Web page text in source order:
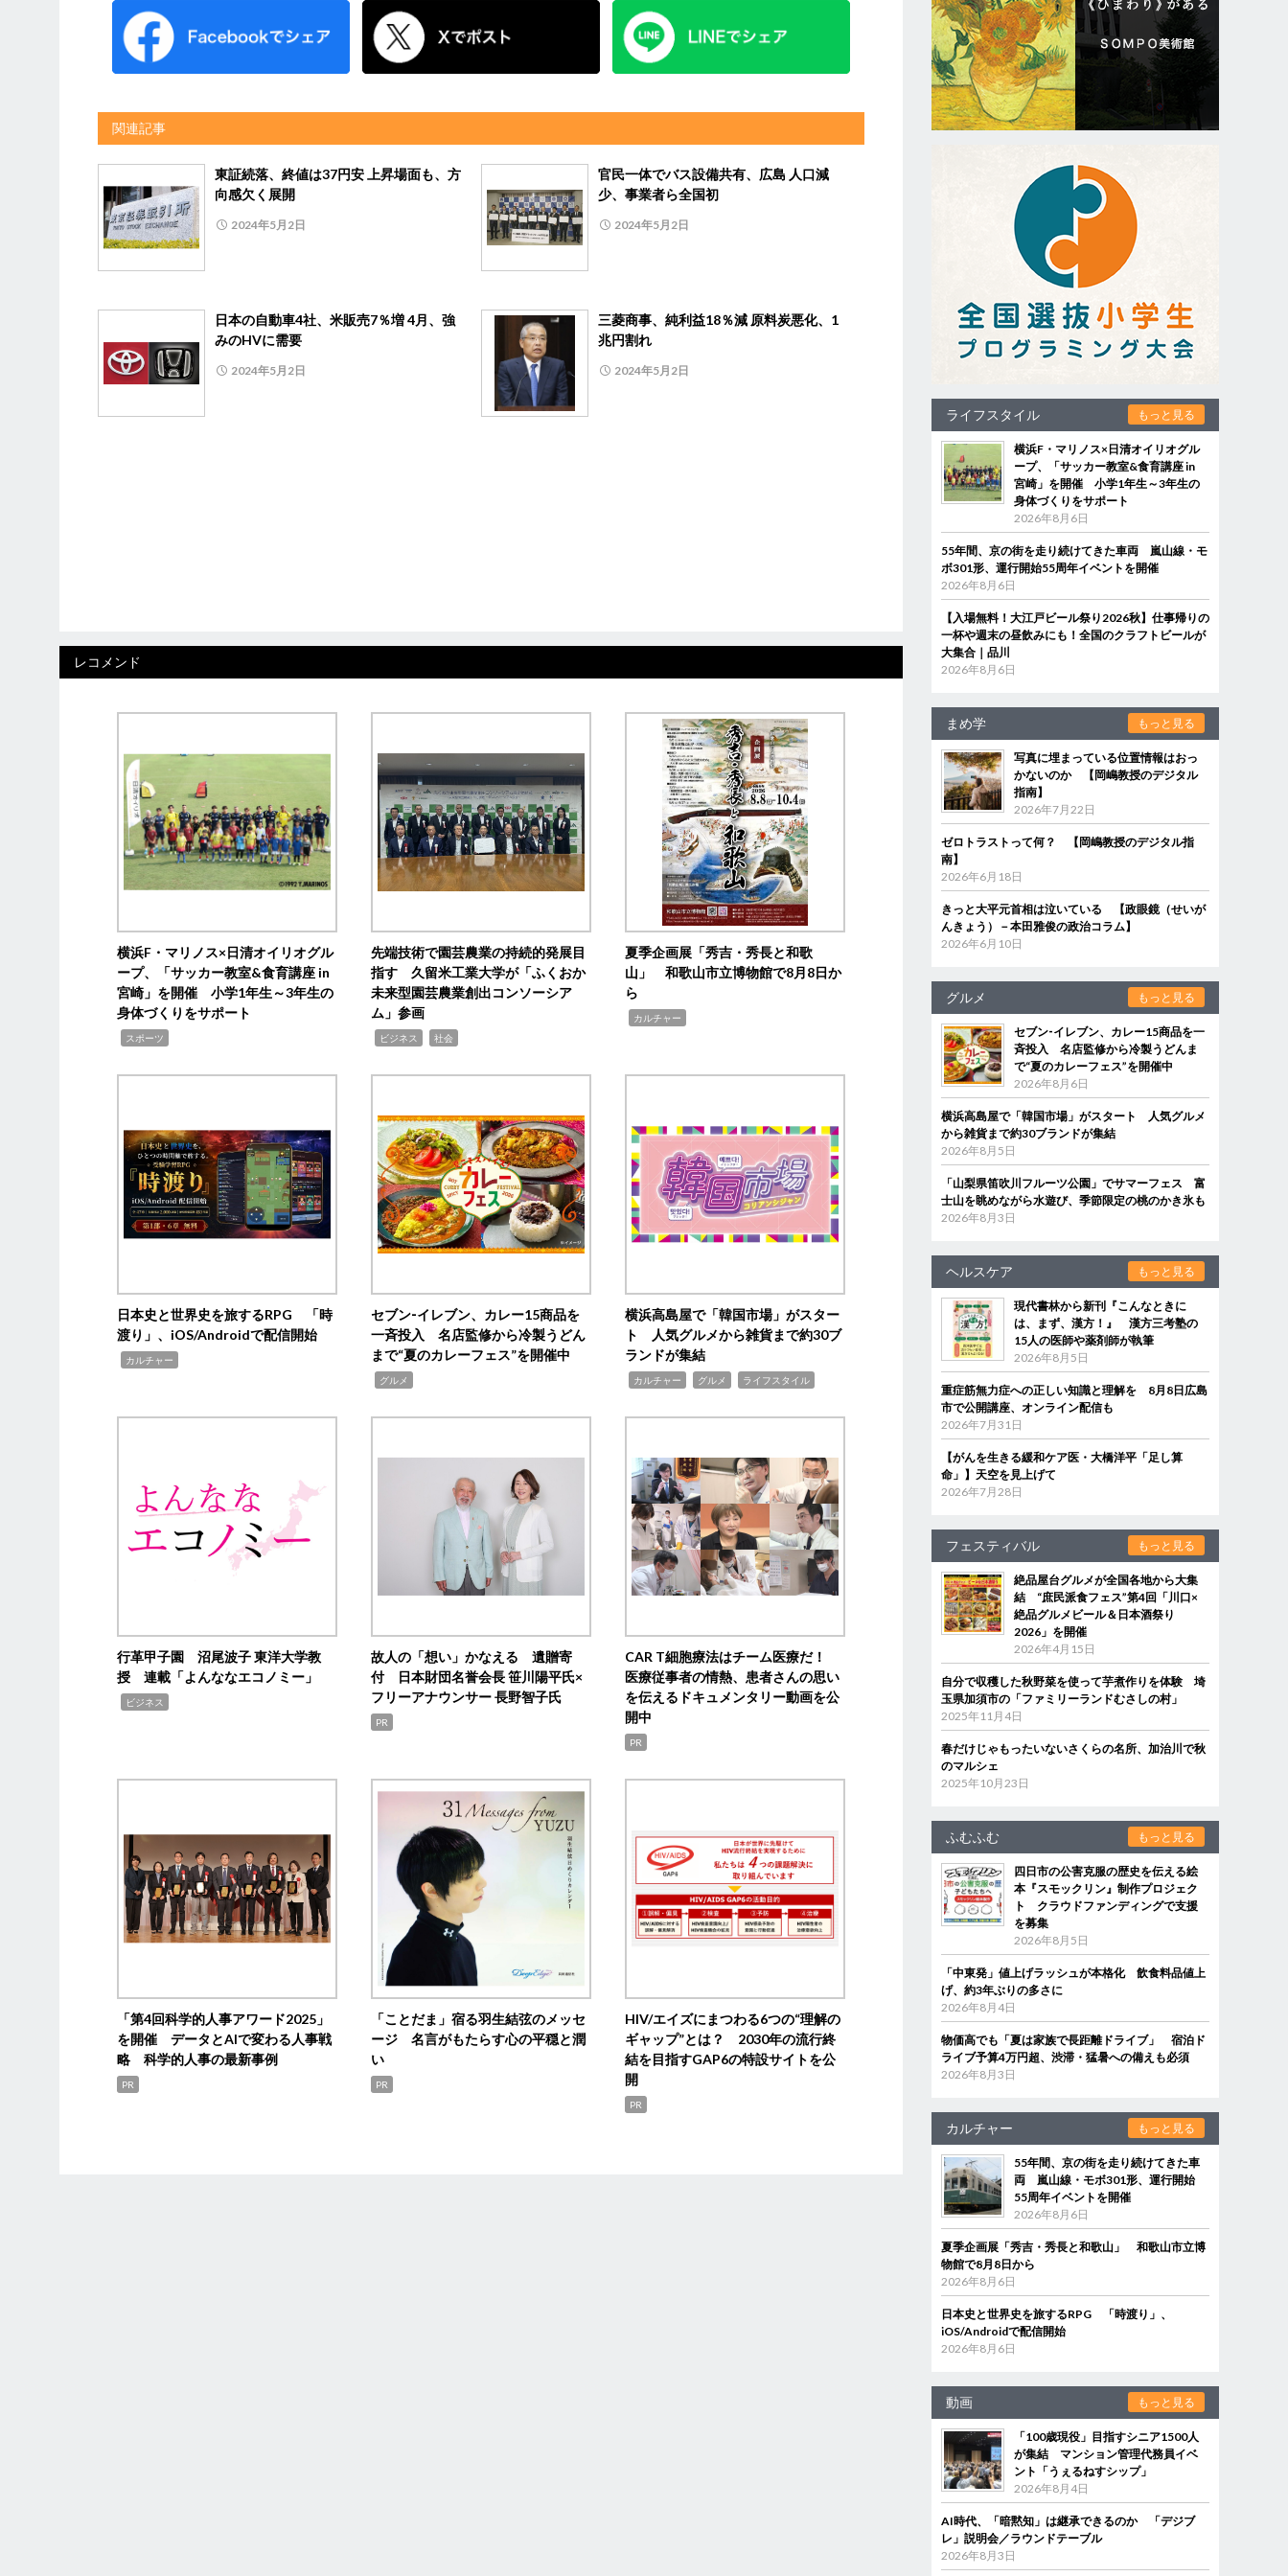
関連記事
東証続落、終値は37円安 上昇場面も、方
向感欠く展開
2024年5月2日
官民一体でバス設備共有、広島 人口減
少、事業者ら全国初
2024年5月2日
日本の自動車4社、米販売7％増 4月、強
みのHVに需要
2024年5月2日
三菱商事、純利益18％減 原料炭悪化、1
兆円割れ
2024年5月2日
レコメンド
横浜F・マリノス×日清オイリオグル
ープ、「サッカー教室&食育講座 in
宮崎」を開催 小学1年生～3年生の
身体づくりをサポート
スポーツ
先端技術で園芸農業の持続的発展目
指す 久留米工業大学が「ふくおか
未来型園芸農業創出コンソーシア
ム」参画
ビジネス 社会
夏季企画展「秀吉・秀長と和歌
山」 和歌山市立博物館で8月8日か
ら
カルチャー
日本史と世界史を旅するRPG 「時
渡り」、iOS/Androidで配信開始
カルチャー
セブン‐イレブン、カレー15商品を
一斉投入 名店監修から冷製うどん
まで“夏のカレーフェス”を開催中
グルメ
横浜高島屋で「韓国市場」がスター
ト 人気グルメから雑貨まで約30ブ
ランドが集結
カルチャー グルメ ライフスタイル
行革甲子園 沼尾波子 東洋大学教
授 連載「よんななエコノミー」
ビジネス
故人の「想い」かなえる 遺贈寄
付 日本財団名誉会長 笹川陽平氏×
フリーアナウンサー 長野智子氏
PR
CAR T細胞療法はチーム医療だ！
医療従事者の情熱、患者さんの思い
を伝えるドキュメンタリー動画を公
開中
PR
「第4回科学的人事アワード2025」
を開催 データとAIで変わる人事戦
略 科学的人事の最新事例
PR
「ことだま」宿る羽生結弦のメッセ
ージ 名言がもたらす心の平穏と潤
い
PR
HIV/エイズにまつわる6つの“理解の
ギャップ”とは？ 2030年の流行終
結を目指すGAP6の特設サイトを公
開
PR
ライフスタイル もっと見る
横浜F・マリノス×日清オイリオグル
ープ、「サッカー教室&食育講座 in
宮崎」を開催 小学1年生～3年生の
身体づくりをサポート
2026年8月6日
55年間、京の街を走り続けてきた車両 嵐山線・モ
ボ301形、運行開始55周年イベントを開催
2026年8月6日
【入場無料！大江戸ビール祭り2026秋】仕事帰りの
一杯や週末の昼飲みにも！全国のクラフトビールが
大集合｜品川
2026年8月6日
まめ学 もっと見る
写真に埋まっている位置情報はおっ
かないのか 【岡嶋教授のデジタル
指南】
2026年7月22日
ゼロトラストって何？ 【岡嶋教授のデジタル指
南】
2026年6月18日
きっと大平元首相は泣いている 【政眼鏡（せいが
んきょう）－本田雅俊の政治コラム】
2026年6月10日
グルメ もっと見る
セブン‐イレブン、カレー15商品を一
斉投入 名店監修から冷製うどんま
で“夏のカレーフェス”を開催中
2026年8月6日
横浜高島屋で「韓国市場」がスタート 人気グルメ
から雑貨まで約30ブランドが集結
2026年8月5日
「山梨県笛吹川フルーツ公園」でサマーフェス 富
士山を眺めながら水遊び、季節限定の桃のかき氷も
2026年8月3日
ヘルスケア もっと見る
現代書林から新刊『こんなときに
は、まず、漢方！』 漢方三考塾の
15人の医師や薬剤師が執筆
2026年8月5日
重症筋無力症への正しい知識と理解を 8月8日広島
市で公開講座、オンライン配信も
2026年7月31日
【がんを生きる緩和ケア医・大橋洋平「足し算
命」】天空を見上げて
2026年7月28日
フェスティバル もっと見る
絶品屋台グルメが全国各地から大集
結 “庶民派食フェス”第4回「川口×
絶品グルメビール＆日本酒祭り
2026」を開催
2026年4月15日
自分で収穫した秋野菜を使って芋煮作りを体験 埼
玉県加須市の「ファミリーランドむさしの村」
2025年11月4日
春だけじゃもったいないさくらの名所、加治川で秋
のマルシェ
2025年10月23日
ふむふむ もっと見る
四日市の公害克服の歴史を伝える絵
本『スモックリン』制作プロジェク
ト クラウドファンディングで支援
を募集
2026年8月5日
「中東発」値上げラッシュが本格化 飲食料品値上
げ、約3年ぶりの多さに
2026年8月4日
物価高でも「夏は家族で長距離ドライブ」 宿泊ド
ライブ予算4万円超、渋滞・猛暑への備えも必須
2026年8月3日
カルチャー もっと見る
55年間、京の街を走り続けてきた車
両 嵐山線・モボ301形、運行開始
55周年イベントを開催
2026年8月6日
夏季企画展「秀吉・秀長と和歌山」 和歌山市立博
物館で8月8日から
2026年8月6日
日本史と世界史を旅するRPG 「時渡り」、
iOS/Androidで配信開始
2026年8月6日
動画 もっと見る
「100歳現役」目指すシニア1500人
が集結 マンション管理代務員イベ
ント「うぇるねすシップ」
2026年8月4日
AI時代、「暗黙知」は継承できるのか 「デジブ
レ」説明会／ラウンドテーブル
2026年8月3日